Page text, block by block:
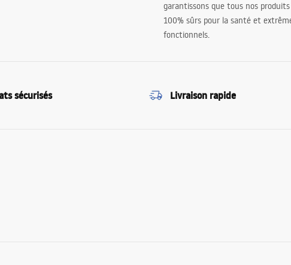
garantissons que tous nos
100% sûrs pour la santé et
fonctionnels.
sécurisés Livraison rapide